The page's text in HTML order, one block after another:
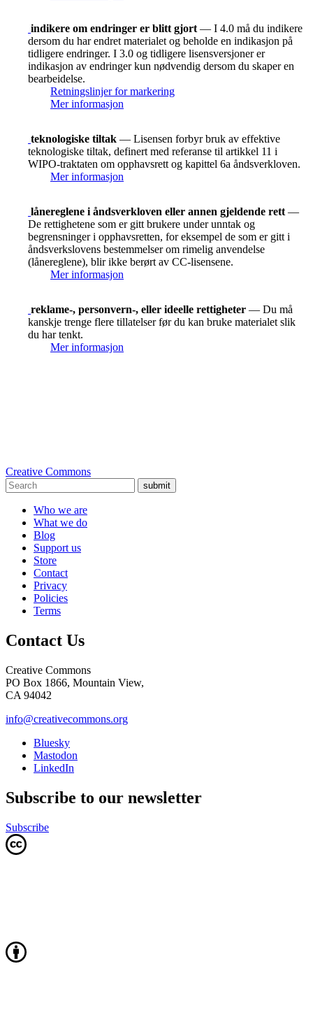
indikere om endringer er blitt gjort — I 4.0 må du indikere
dersom du har endret materialet og beholde en indikasjon på
tidligere endringer. I 3.0 og tidligere lisensversjoner er
indikasjon av endringer kun nødvendig dersom du skaper en
bearbeidelse.
Retningslinjer for markering
Mer informasjon
teknologiske tiltak — Lisensen forbyr bruk av effektive
teknologiske tiltak, definert med referanse til artikkel 11 i
WIPO-traktaten om opphavsrett og kapittel 6a åndsverkloven.
Mer informasjon
lånereglene i åndsverkloven eller annen gjeldende rett —
De rettighetene som er gitt brukere under unntak og
begrensninger i opphavsretten, for eksempel de som er gitt i
åndsverkslovens bestemmelser om rimelig anvendelse
(lånereglene), blir ikke berørt av CC-lisensene.
Mer informasjon
reklame-, personvern-, eller ideelle rettigheter — Du må
kanskje trenge flere tillatelser før du kan bruke materialet slik
du har tenkt.
Mer informasjon
Creative Commons
submit
Who we are
What we do
Blog
Support us
Store
Contact
Privacy
Policies
Terms
Contact Us
Creative Commons
PO Box 1866, Mountain View,
CA 94042
info@creativecommons.org
Bluesky
Mastodon
LinkedIn
Subscribe to our newsletter
Subscribe